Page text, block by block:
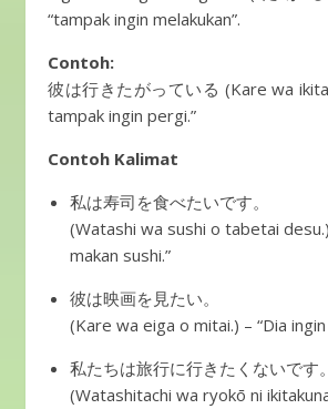
“tampak ingin melakukan”.
Contoh:
彼は行きたがっている (Kare wa
tampak ingin pergi.”
Contoh Kalimat
私は寿司を食べたいです。
(Watashi wa sushi o tabetai desu.)
makan sushi.”
彼は映画を見たい。
(Kare wa eiga o mitai.) – “Dia
私たちは旅行に行きたくないです。
(Watashitachi wa ryokō ni